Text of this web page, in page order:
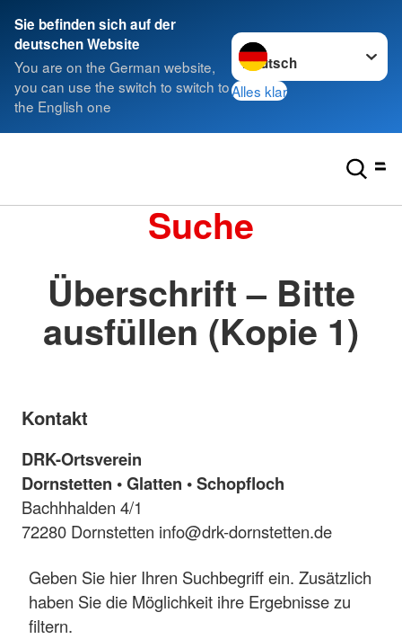
Sie befinden sich auf der
deutschen Website
You are on the German website,
you can use the switch to switch to
the English one
Sprache wechseln zu
Alles klar
Suche
Überschrift – Bitte
ausfüllen (Kopie 1)
Kontakt
DRK-Ortsverein
Dornstetten • Glatten • Schopfloch
Bachhhalden 4/1
72280 Dornstetten info@drk-dornstetten.de
Geben Sie hier Ihren Suchbegriff ein. Zusätzlich
haben Sie die Möglichkeit ihre Ergebnisse zu
filtern.